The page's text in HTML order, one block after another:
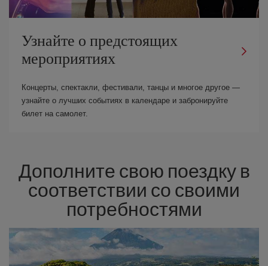
Узнайте о предстоящих
мероприятиях
Концерты, спектакли, фестивали, танцы и многое другое —
узнайте о лучших событиях в календаре и забронируйте
билет на самолет.
Дополните свою поездку в
соответствии со своими
потребностями